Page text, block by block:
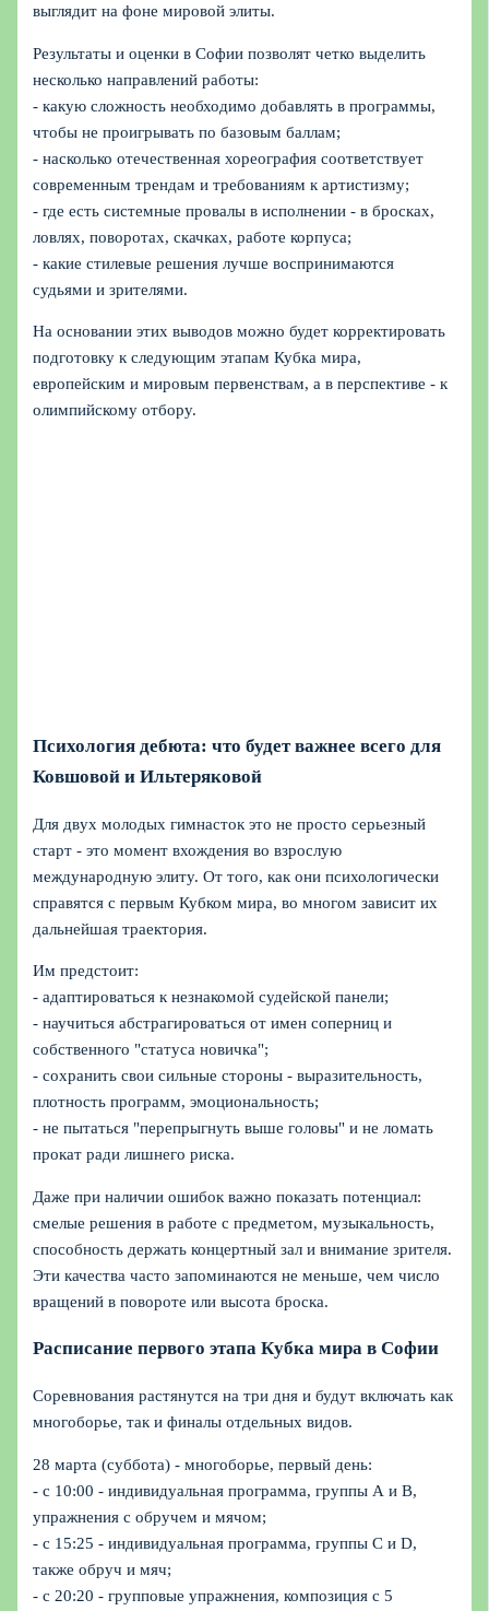
выглядит на фоне мировой элиты.
Результаты и оценки в Софии позволят четко выделить
несколько направлений работы:
- какую сложность необходимо добавлять в программы,
чтобы не проигрывать по базовым баллам;
- насколько отечественная хореография соответствует
современным трендам и требованиям к артистизму;
- где есть системные провалы в исполнении - в бросках,
ловлях, поворотах, скачках, работе корпуса;
- какие стилевые решения лучше воспринимаются
судьями и зрителями.
На основании этих выводов можно будет корректировать
подготовку к следующим этапам Кубка мира,
европейским и мировым первенствам, а в перспективе - к
олимпийскому отбору.
Психология дебюта: что будет важнее всего для
Ковшовой и Ильтеряковой
Для двух молодых гимнасток это не просто серьезный
старт - это момент вхождения во взрослую
международную элиту. От того, как они психологически
справятся с первым Кубком мира, во многом зависит их
дальнейшая траектория.
Им предстоит:
- адаптироваться к незнакомой судейской панели;
- научиться абстрагироваться от имен соперниц и
собственного "статуса новичка";
- сохранить свои сильные стороны - выразительность,
плотность программ, эмоциональность;
- не пытаться "перепрыгнуть выше головы" и не ломать
прокат ради лишнего риска.
Даже при наличии ошибок важно показать потенциал:
смелые решения в работе с предметом, музыкальность,
способность держать концертный зал и внимание зрителя.
Эти качества часто запоминаются не меньше, чем число
вращений в повороте или высота броска.
Расписание первого этапа Кубка мира в Софии
Соревнования растянутся на три дня и будут включать как
многоборье, так и финалы отдельных видов.
28 марта (суббота) - многоборье, первый день:
- с 10:00 - индивидуальная программа, группы А и B,
упражнения с обручем и мячом;
- с 15:25 - индивидуальная программа, группы C и D,
также обруч и мяч;
- с 20:20 - групповые упражнения, композиция с 5